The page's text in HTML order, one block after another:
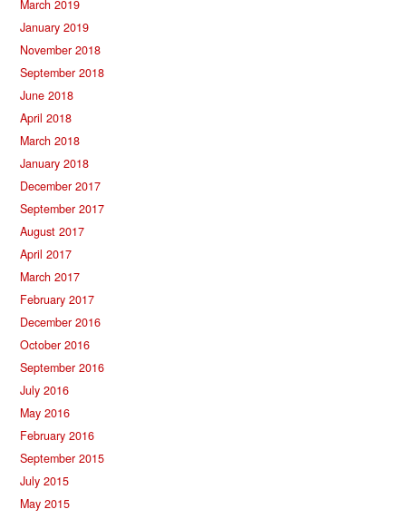
March 2019
January 2019
November 2018
September 2018
June 2018
April 2018
March 2018
January 2018
December 2017
September 2017
August 2017
April 2017
March 2017
February 2017
December 2016
October 2016
September 2016
July 2016
May 2016
February 2016
September 2015
July 2015
May 2015